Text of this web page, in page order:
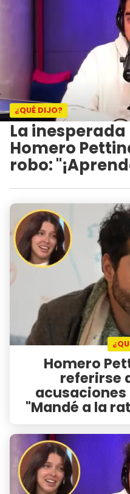
¿QUÉ DIJO?
La
Homero
robo:
Homero
referirse
acusaciones
"Mandé a la